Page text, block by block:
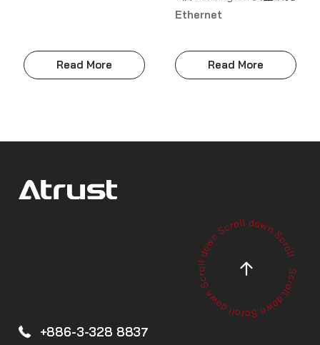
Read More
Ethernet
Read More
+886-3-328 8837